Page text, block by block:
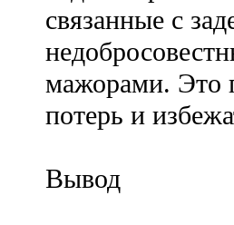
связанные с
мажорами. Это
потерь и
Вывод